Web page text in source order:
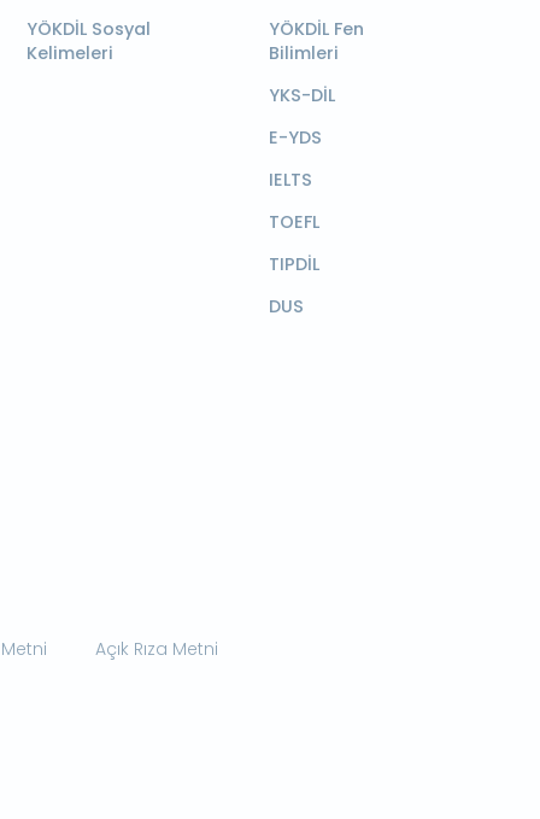
YÖKDİL Sosyal
Kelimeleri
YÖKDİL Fen
Bilimleri
YKS-DİL
E-YDS
IELTS
TOEFL
TIPDİL
DUS
Açık Rıza Metni